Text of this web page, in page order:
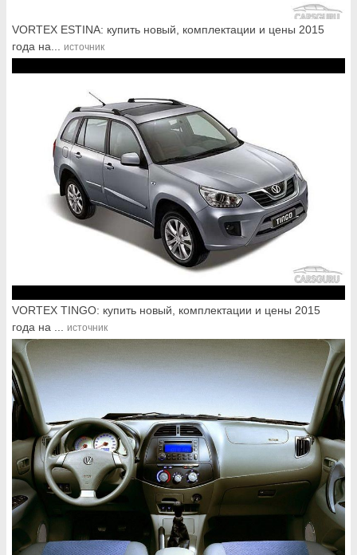
VORTEX ESTINA: купить новый, комплектации и цены 2015
года на...
источник
VORTEX TINGO: купить новый, комплектации и цены 2015
года на ...
источник